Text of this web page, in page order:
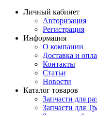
Личный кабинет
Авторизация
Регистрация
Информация
О компании
Доставка и
Контакты
Статьи
Новости
Каталог товаров
Запчасти для
Запчасти для